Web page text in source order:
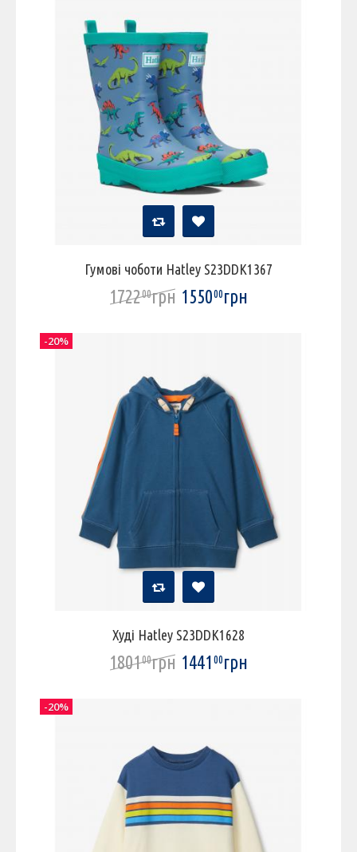
Гумові чоботи Hatley S23DDK1367
172200грн 155000грн
Худі Hatley S23DDK1628
180100грн 144100грн
-20%
-20%